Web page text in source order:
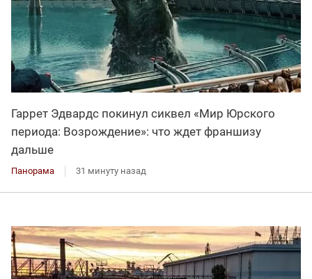
Гаррет Эдвардс покинул сиквел «Мир Юрского
периода: Возрождение»: что ждет франшизу
дальше
Панорама 31 минуту назад